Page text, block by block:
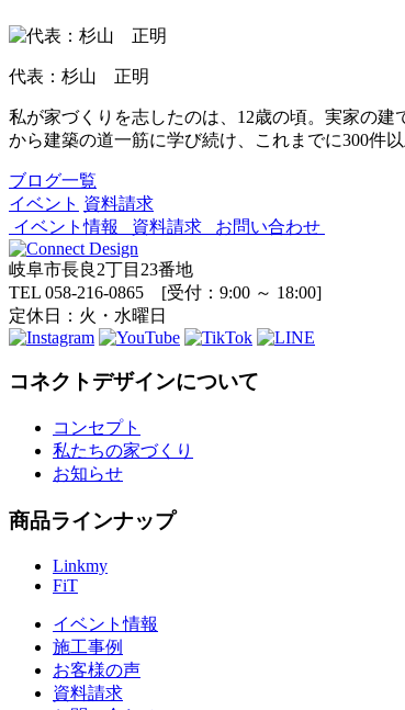
代表：杉山 正明
私が家づくりを志したのは、12歳の頃。実家の
から建築の道一筋に学び続け、これまでに300件
ブログ一覧
イベント 資料請求
イベント情報
資料請求 お問い合わせ
岐阜市長良2丁目23番地
TEL 058-216-0865 [受付：9:00 ～ 18:00]
定休日：火・水曜日
コネクトデザインについて
コンセプト
私たちの家づくり
お知らせ
商品ラインナップ
Linkmy
FiT
イベント情報
施工事例
お客様の声
資料請求